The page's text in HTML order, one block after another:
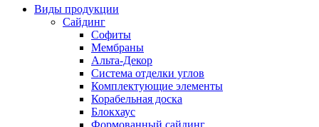
Виды продукции
Сайдинг
Софиты
Мембраны
Альта-Декор
Система отделки углов
Комплектующие элементы
Корабельная доска
Блокхаус
Формованный сайдинг